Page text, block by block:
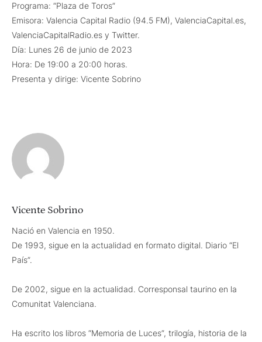
Programa: “Plaza de Toros”
Emisora: Valencia Capital Radio (94.5 FM), ValenciaCapital.es,
ValenciaCapitalRadio.es y Twitter.
Día: Lunes 26 de junio de 2023
Hora: De 19:00 a 20:00 horas.
Presenta y dirige: Vicente Sobrino
Vicente Sobrino
Nació en Valencia en 1950.
De 1993, sigue en la actualidad en formato digital. Diario “El
País”.
De 2002, sigue en la actualidad. Corresponsal taurino en la
Comunitat Valenciana.
Ha escrito los libros “Memoria de Luces”, trilogía, historia de la